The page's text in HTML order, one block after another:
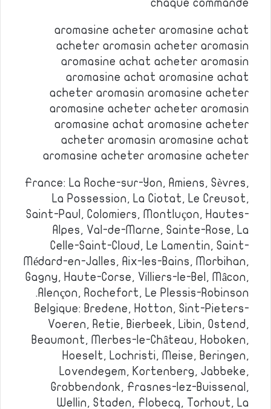
chaque commande
aromasine acheter aromasine achat
acheter aromasin acheter aromasin
aromasine achat acheter aromasin
aromasine achat aromasine achat
acheter aromasin aromasine acheter
aromasine acheter acheter aromasin
aromasine achat aromasine acheter
acheter aromasin aromasine achat
aromasine acheter aromasine acheter
France: La Roche-sur-Yon, Amiens, Sèvres,
La Possession, La Ciotat, Le Creusot,
Saint-Paul, Colomiers, Montluçon, Hautes-
Alpes, Val-de-Marne, Sainte-Rose, La
Celle-Saint-Cloud, Le Lamentin, Saint-
Médard-en-Jalles, Aix-les-Bains, Morbihan,
Gagny, Haute-Corse, Villiers-le-Bel, Mâcon,
Alençon, Rochefort, Le Plessis-Robinson.
Belgique: Bredene, Hotton, Sint-Pieters-
Voeren, Retie, Bierbeek, Libin, Ostend,
Beaumont, Merbes-le-Château, Hoboken,
Hoeselt, Lochristi, Meise, Beringen,
Lovendegem, Kortenberg, Jabbeke,
Grobbendonk, Frasnes-lez-Buissenal,
Wellin, Staden, Flobecq, Torhout, La